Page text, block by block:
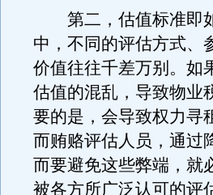
第二，估值标准即如
中，不同的评估方式、
价值往往千差万别。如
估值的混乱，导致物业
要的是，会导致权力寻
而贿赂评估人员，通过
而要避免这些弊端，就
被各方所广泛认可的评